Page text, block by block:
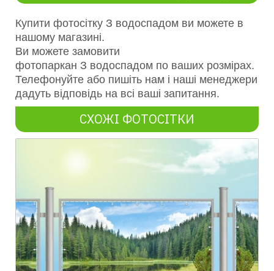
Купити фотосітку З водоспадом ви можете в
нашому магазині.
Ви можете замовити
фотопаркан З водоспадом по ваших розмірах.
Телефонуйте або пишіть нам і наші менеджери
дадуть відповідь на всі ваші запитання.
СХОЖІ ФОТОСІТКИ